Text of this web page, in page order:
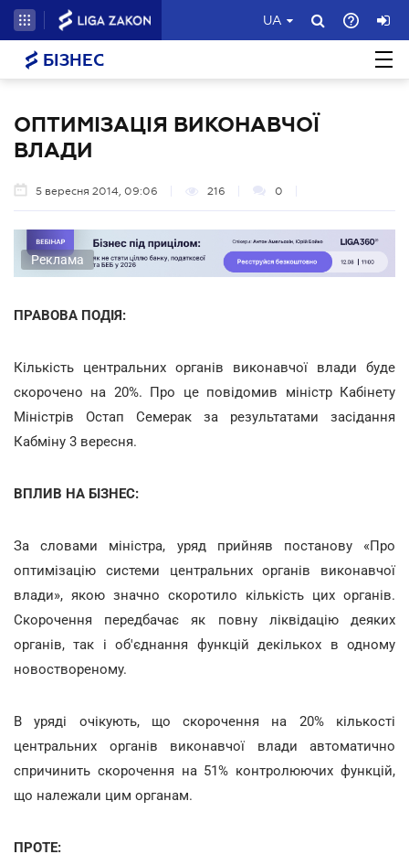
UA
БІЗНЕС
ОПТИМІЗАЦІЯ ВИКОНАВЧОЇ
ВЛАДИ
5 вересня 2014, 09:06 216 0
Реклама
ПРАВОВА ПОДІЯ:
Кількість центральних органів виконавчої влади буде
скорочено на 20%. Про це повідомив міністр Кабінету
Міністрів Остап Семерак за результатами засідання
Кабміну 3 вересня.
ВПЛИВ НА БІЗНЕС:
За словами міністра, уряд прийняв постанову «Про
оптимізацію системи центральних органів виконавчої
влади», якою значно скоротило кількість цих органів.
Скорочення передбачає як повну ліквідацію деяких
органів, так і об'єднання функцій декількох в одному
новоствореному.
В уряді очікують, що скорочення на 20% кількості
центральних органів виконавчої влади автоматично
спричинить скорочення на 51% контролюючих функцій,
що належали цим органам.
ПРОТЕ: